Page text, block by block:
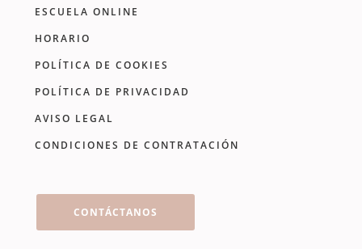
ESCUELA ONLINE
HORARIO
POLÍTICA DE COOKIES
POLÍTICA DE PRIVACIDAD
AVISO LEGAL
CONDICIONES DE CONTRATACIÓN
CONTÁCTANOS